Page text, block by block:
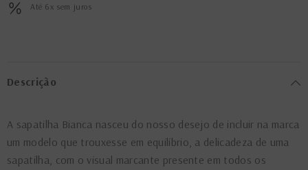
Até 6x sem juros
Descrição
A sapatilha Bianca nasceu do nosso desejo de incluir na marca
um modelo que trouxesse em equilíbrio, a delicadeza de uma
sapatilha, com o visual marcante presente em todos os